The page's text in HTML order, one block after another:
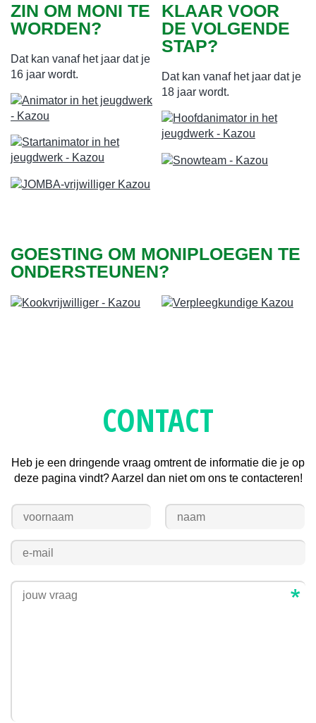
ZIN OM MONI TE
WORDEN?
Dat kan vanaf het jaar dat je
16 jaar wordt.
KLAAR VOOR
DE VOLGENDE
STAP?
Dat kan vanaf het jaar dat je
18 jaar wordt.
GOESTING OM MONIPLOEGEN TE
ONDERSTEUNEN?
CONTACT
Heb je een dringende vraag omtrent de informatie die je op
deze pagina vindt? Aarzel dan niet om ons te contacteren!